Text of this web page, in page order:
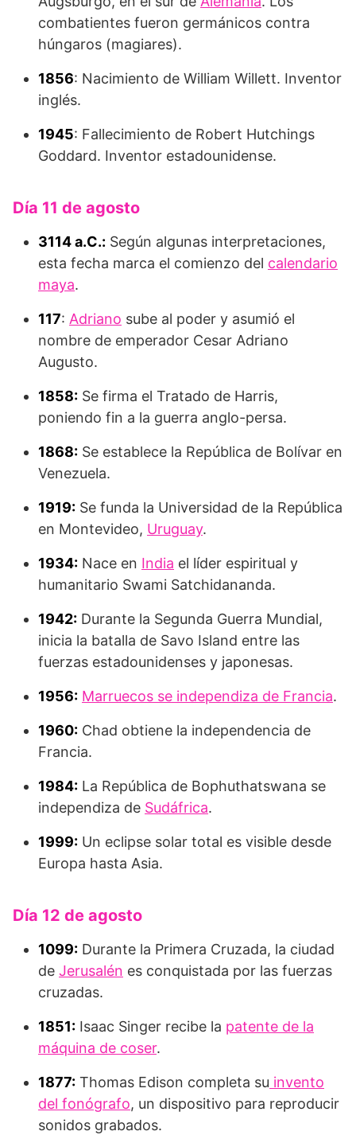
combatientes fueron germánicos contra
húngaros (magiares).
1856: Nacimiento de William Willett. Inventor
inglés.
1945: Fallecimiento de Robert Hutchings
Goddard. Inventor estadounidense.
Día 11 de agosto
3114 a.C.: Según algunas interpretaciones,
esta fecha marca el comienzo del calendario
maya.
117: Adriano sube al poder y asumió el
nombre de emperador Cesar Adriano
Augusto.
1858: Se firma el Tratado de Harris,
poniendo fin a la guerra anglo-persa.
1868: Se establece la República de Bolívar en
Venezuela.
1919: Se funda la Universidad de la República
en Montevideo, Uruguay.
1934: Nace en India el líder espiritual y
humanitario Swami Satchidananda.
1942: Durante la Segunda Guerra Mundial,
inicia la batalla de Savo Island entre las
fuerzas estadounidenses y japonesas.
1956: Marruecos se independiza de Francia.
1960: Chad obtiene la independencia de
Francia.
1984: La República de Bophuthatswana se
independiza de Sudáfrica.
1999: Un eclipse solar total es visible desde
Europa hasta Asia.
Día 12 de agosto
1099: Durante la Primera Cruzada, la ciudad
de Jerusalén es conquistada por las fuerzas
cruzadas.
1851: Isaac Singer recibe la patente de la
máquina de coser.
1877: Thomas Edison completa su invento
del fonógrafo, un dispositivo para reproducir
sonidos grabados.